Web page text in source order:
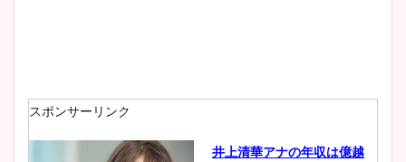
スポンサーリンク
井上清華アナの年収は億越